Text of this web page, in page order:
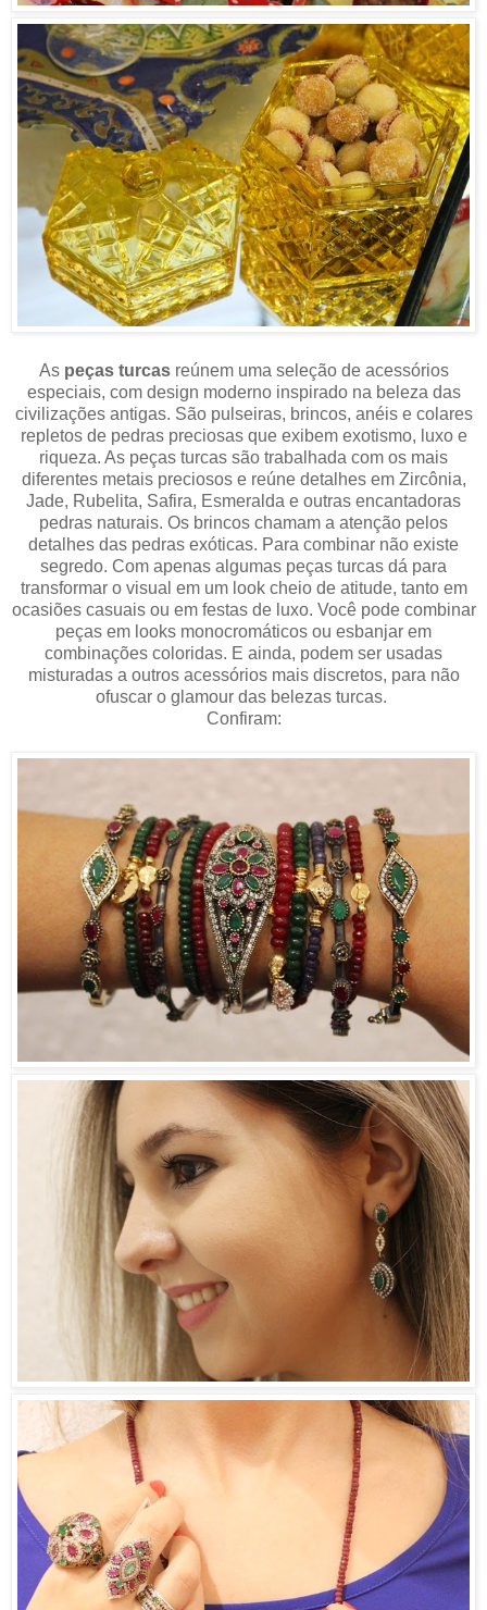
As peças turcasreúnem uma seleção de acessórios
especiais, com design moderno inspirado na beleza das
civilizações antigas. São pulseiras, brincos, anéis e colares
repletos de pedras preciosas que exibem exotismo, luxo e
riqueza. As peças turcas são trabalhada com os mais
diferentes metais preciosos e reúne detalhes em Zircônia,
Jade, Rubelita, Safira, Esmeralda e outras encantadoras
pedras naturais. Os brincos chamam a atenção pelos
detalhes das pedras exóticas. Para combinar não existe
segredo. Com apenas algumas peças turcas dá para
transformar o visual em um look cheio de atitude, tanto em
ocasiões casuais ou em festas de luxo. Você pode combinar
peças em looks monocromáticos ou esbanjar em
combinações coloridas. E ainda, podem ser usadas
misturadas a outros acessórios mais discretos, para não
ofuscar o glamour das belezas turcas.
Confiram: